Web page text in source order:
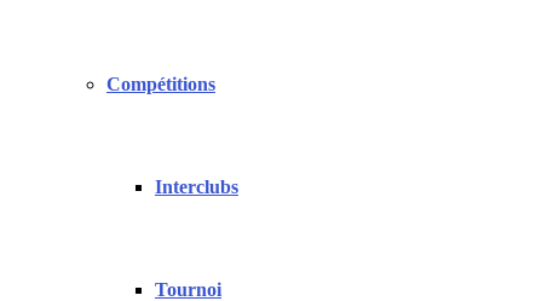
Compétitions
Interclubs
Tournoi